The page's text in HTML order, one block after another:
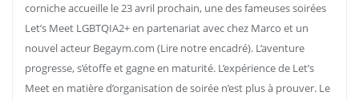
corniche accueille le 23 avril prochain, une des fameuses soirées
Let’s Meet LGBTQIA2+ en partenariat avec chez Marco et un
nouvel acteur Begaym.com (Lire notre encadré). L’aventure
progresse, s’étoffe et gagne en maturité. L’expérience de Let’s
Meet en matière d’organisation de soirée n’est plus à prouver. Le